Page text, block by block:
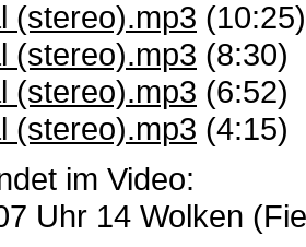
(stereo).mp3 (10:25)
(stereo).mp3 (8:30)
(stereo).mp3 (6:52)
(stereo).mp3 (4:15)
im Video:
Uhr 14 Wolken